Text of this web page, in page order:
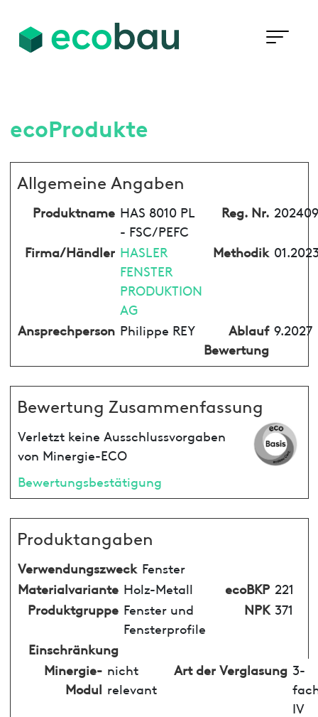
ecoProdukte
Allgemeine Angaben
Produktname HAS 8010 PL
- FSC/PEFC
Reg. Nr.
Firma/Händler HASLER
FENSTER
PRODUKTION
AG
Methodik
Ansprechperson Philippe REY
Ablauf
Bewertung
9.2027
Bewertung Zusammenfassung
Verletzt keine Ausschlussvorgaben
von Minergie-ECO
Bewertungsbestätigung
Produktangaben
Verwendungszweck Fenster
Materialvariante Holz-Metall ecoBKP 221
Produktgruppe Fenster und
Fensterprofile
NPK 371
Einschränkung
Minergie-
Modul
nicht
relevant
Art der Verglasung 3-
IV